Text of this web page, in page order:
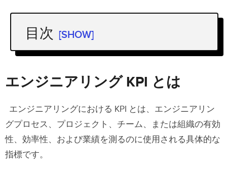
目次 [SHOW]
エンジニアリング KPI とは
業績指標を追跡する必要がある理由
エンジニアリング KPI を追跡すべきと
ころ
エンジニアリング KPI とは
エンジニアリングにおける KPI とは、エンジニアリン
グプロセス、プロジェクト、チーム、または組織の有効
性、効率性、および業績を測るのに使用される具体的な
指標です。